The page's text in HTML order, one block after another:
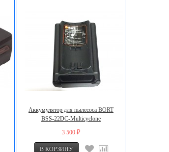
Аккумулятор для пылесоса BORT
BSS-22DC-Multicyclone
3 500 ₽